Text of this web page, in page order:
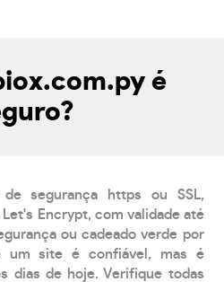
é
segurança https ou SSL,
Encrypt, com validade até
ou cadeado verde por
um site é confiável, mas é
dias de hoje. Verifique todas